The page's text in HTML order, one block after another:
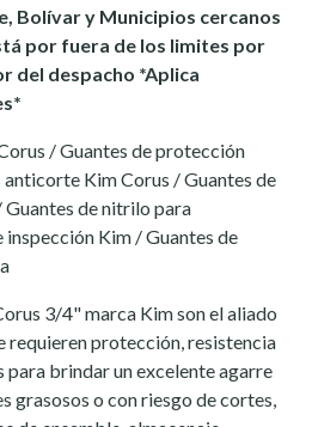
Bolívar y Municipios cercanos
por fuera de los limites por
del despacho *Aplica
/ Guantes de protección
Kim Corus / Guantes de
de nitrilo para
inspección Kim / Guantes de
3/4" marca Kim son el aliado
requieren protección, resistencia
para brindar un excelente agarre
grasosos o con riesgo de cortes,